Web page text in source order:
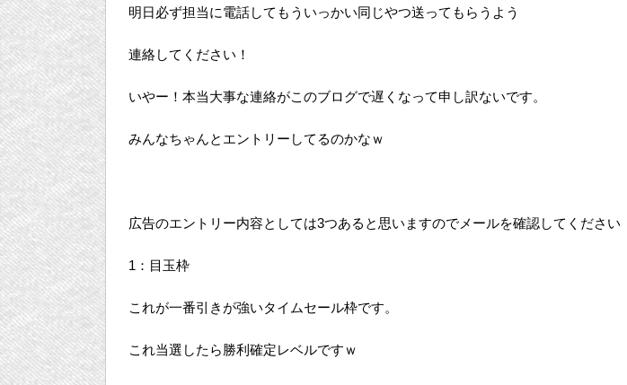
明日必ず担当に電話してもういっかい同じやつ送ってもらうよう
連絡してください！
いやー！本当大事な連絡がこのブログで遅くなって申し訳ないです。
みんなちゃんとエントリーしてるのかなｗ
広告のエントリー内容としては3つあると思いますのでメールを確認してください
1：目玉枠
これが一番引きが強いタイムセール枠です。
これ当選したら勝利確定レベルですｗ